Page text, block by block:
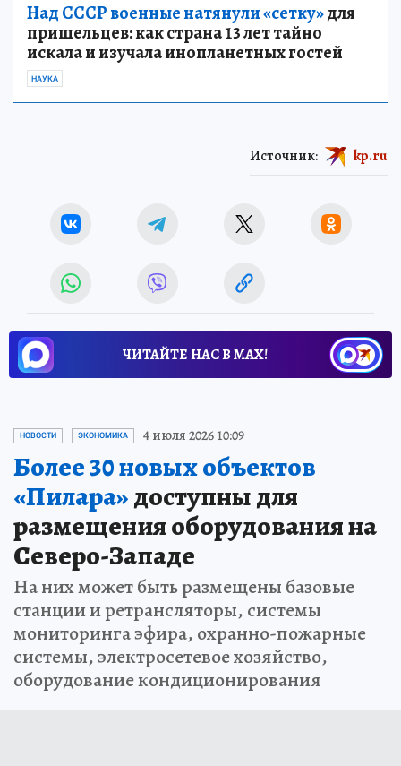
Над СССР военные натянули «сетку»для
пришельцев: как страна 13 лет тайно
искала и изучала инопланетных гостей
НАУКА
Источник: kp.ru
ЧИТАЙТЕ НАС В МАХ!
НОВОСТИ ЭКОНОМИКА 4 июля 2026 10:09
Более 30 новых объектов
«Пилара»доступны для
размещения оборудования на
Северо-Западе
На них может быть размещены базовые
станции и ретрансляторы, системы
мониторинга эфира, охранно-пожарные
системы, электросетевое хозяйство,
оборудование кондиционирования